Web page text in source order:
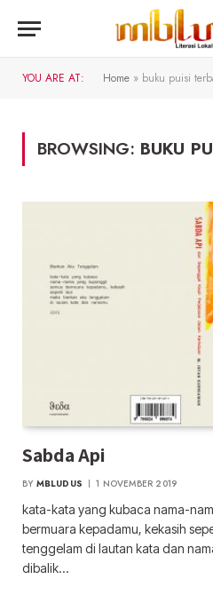
YOU ARE AT: Home » buku puisi
BROWSING: BUKU
Sabda Api
BY MBLUDUS 1 NOVEMBER 2019
kata-kata yang kubaca nama-
bermuara kepadamu, kekasih
tenggelam di lautan kata dan
dibalik…